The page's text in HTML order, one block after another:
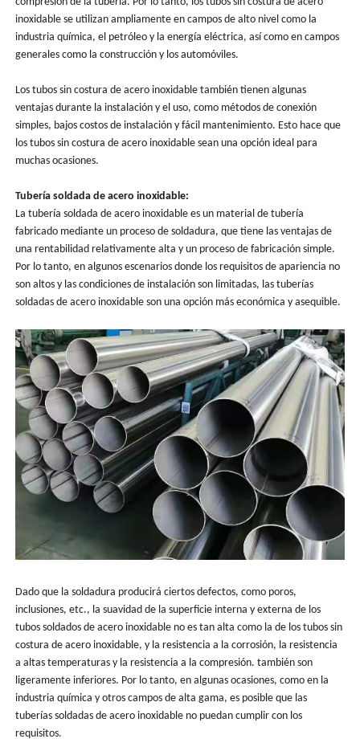
inoxidable se utilizan ampliamente en campos de alto nivel como la
industria química, el petróleo y la energía eléctrica, así como en campos
generales como la construcción y los automóviles.
Los tubos sin costura de acero inoxidable también tienen algunas
ventajas durante la instalación y el uso, como métodos de conexión
simples, bajos costos de instalación y fácil mantenimiento. Esto hace que
los tubos sin costura de acero inoxidable sean una opción ideal para
muchas ocasiones.
Tubería soldada de acero inoxidable:
La tubería soldada de acero inoxidable es un material de tubería
fabricado mediante un proceso de soldadura, que tiene las ventajas de
una rentabilidad relativamente alta y un proceso de fabricación simple.
Por lo tanto, en algunos escenarios donde los requisitos de apariencia no
son altos y las condiciones de instalación son limitadas, las tuberías
soldadas de acero inoxidable son una opción más económica y asequible.
Dado que la soldadura producirá ciertos defectos, como poros,
inclusiones, etc., la suavidad de la superficie interna y externa de los
tubos soldados de acero inoxidable no es tan alta como la de los tubos sin
costura de acero inoxidable, y la resistencia a la corrosión, la resistencia
a altas temperaturas y la resistencia a la compresión. también son
ligeramente inferiores. Por lo tanto, en algunas ocasiones, como en la
industria química y otros campos de alta gama, es posible que las
tuberías soldadas de acero inoxidable no puedan cumplir con los
requisitos.